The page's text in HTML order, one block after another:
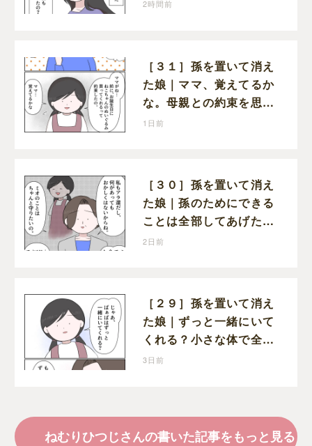
2時間前
［３１］孫を置いて消え
た娘｜ママ、覚えてるか
な。母親との約束を思い
出し寂しそうな孫に胸が
1日前
［３０］孫を置いて消え
た娘｜孫のためにできる
ことは全部してあげた
い。孫を養子に迎えるこ
2日前
［２９］孫を置いて消え
た娘｜ずっと一緒にいて
くれる？小さな体で全て
を受け止める孫の手を離
3日前
ねむりひつじさんの書いた記事をもっと見る